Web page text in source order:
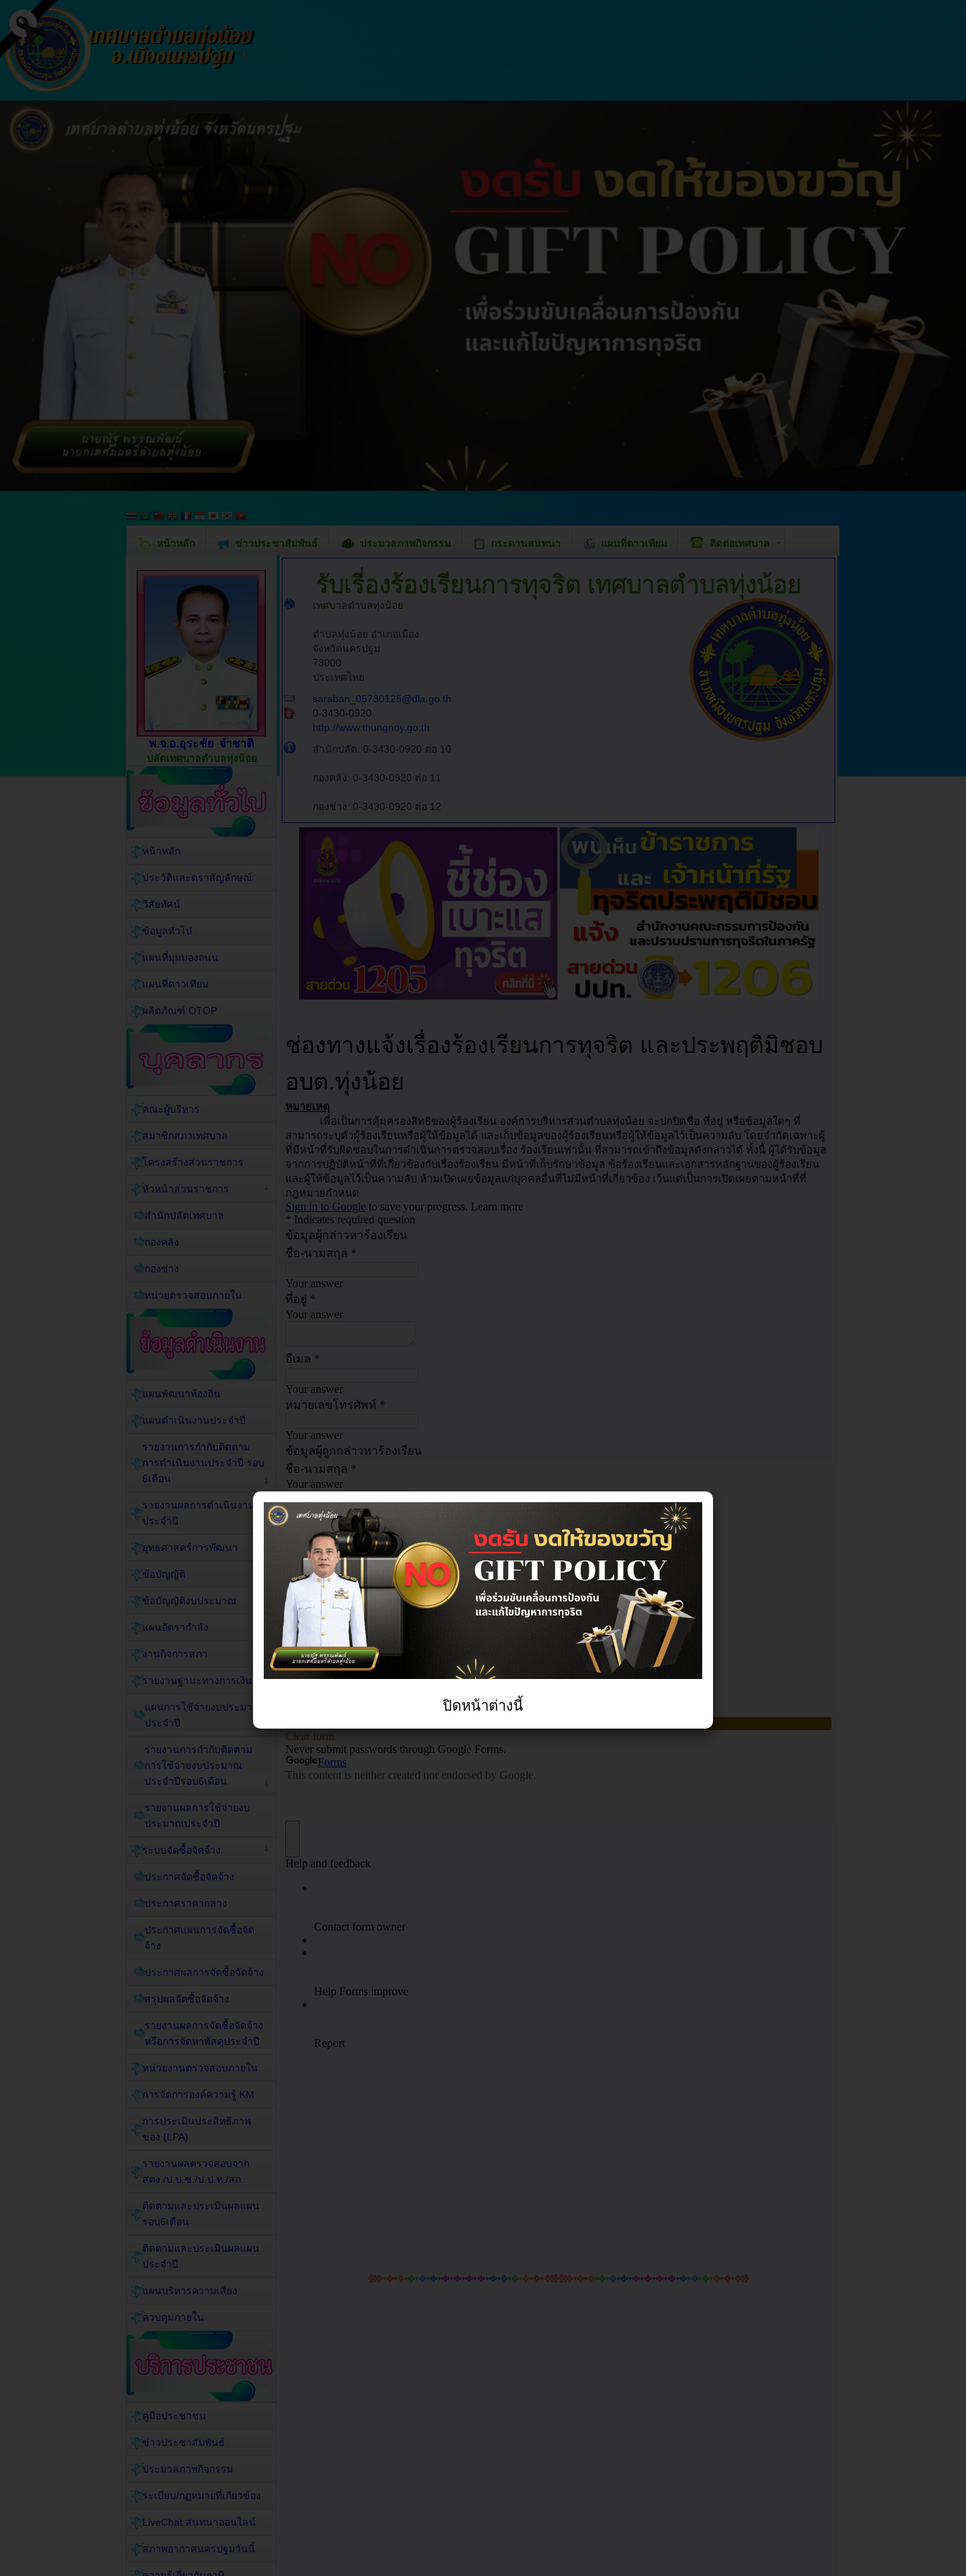
หน้าหลัก ข่าวประชาสัมพันธ์ ประมวลภาพกิจกรรม กระดานสนทนา แผนที่ดาวเทียม ติดต่อเทศบาล
รับเรี่องร้องเรียนการทุจริต เทศบาลตำบลทุ่งน้อย
เทศบาลตำบลทุ่งน้อย
ตำบลทุ่งน้อย อำเภอเมือง
จังหวัดนครปฐม
73000
ประเทศไทย
saraban_05730125@dla.go.th
0-3430-0920
http://www.thungnoy.go.th
สำนักปลัด: 0-3430-0920 ต่อ 10
กองคลัง: 0-3430-0920 ต่อ 11
กองช่าง: 0-3430-0920 ต่อ 12
พ.จ.อ.อุระชัย จำชาติ
ปลัดเทศบาลตำบลทุ่งน้อย
หน้าหลัก
ประวัติและตราสัญลักษณ์
วิสัยทัศน์
ข้อมูลทั่วไป
แผนที่มุมมองถนน
แผนที่ดาวเทียม
ผลิตภัณฑ์ OTOP
คณะผู้บริหาร
สมาชิกสภาเทศบาล
โครงสร้างส่วนราชการ
หัวหน้าส่วนราชการ
สำนักปลัดเทศบาล
กองคลัง
กองช่าง
หน่วยตรวจสอบภายใน
แผนพัฒนาท้องถิ่น
แผนดำเนินงานประจำปี
รายงานการกำกับติดตาม
การดำเนินงานประจำปี รอบ
6เดือน
รายงานผลการดำเนินงาน
ประจำปี
ยุทธศาสตร์การพัฒนา
ข้อบัญญัติ
ข้อบัญญัติงบประมาณ
แผนอัตรากำลัง
งานกิจการสภา
รายงานฐานะทางการเงิน
แผนการใช้จ่ายงบประมาณ
ประจำปี
รายงานการกำกับติดตาม
การใช้จ่ายงบประมาณ
ประจำปีรอบ6เดือน
รายงานผลการใช้จ่ายงบ
ประมาณประจำปี
ระบบจัดซื้อจัดจ้าง
ประกาศจัดซื้อจัดจ้าง
ประกาศราคากลาง
ประกาศแผนการจัดซื้อจัด
จ้าง
ประกาศผลการจัดซื้อจัดจ้าง
สรุปผลจัดซื้อจัดจ้าง
รายงานผลการจัดซื้อจัดจ้าง
หรือการจัดหาพัสดุประจำปี
หน่วยงานตรวจสอบภายใน
การจัดการองค์ความรู้ KM
การประเมินประสิทธิภาพ
ของ (LPA)
รายงานผลตรวจสอบจาก
สตง./ป.ป.ช./ป.ป.ท./สถ.
ติดตามและประเมินผลแผน
รอบ6เดือน
ติดตามและประเมินผลแผน
ประจำปี
แผนบริหารความเสี่ยง
ควบคุมภายใน
คู่มือประชาชน
ข่าวประชาสัมพันธ์
ประมวลภาพกิจกรรม
ระเบียบ/กฏหมายที่เกี่ยวข้อง
LiveChat สนทนาออนไลน์
สภาพอากาศนครปฐมวันนี้
ปิดหน้าต่างนี้